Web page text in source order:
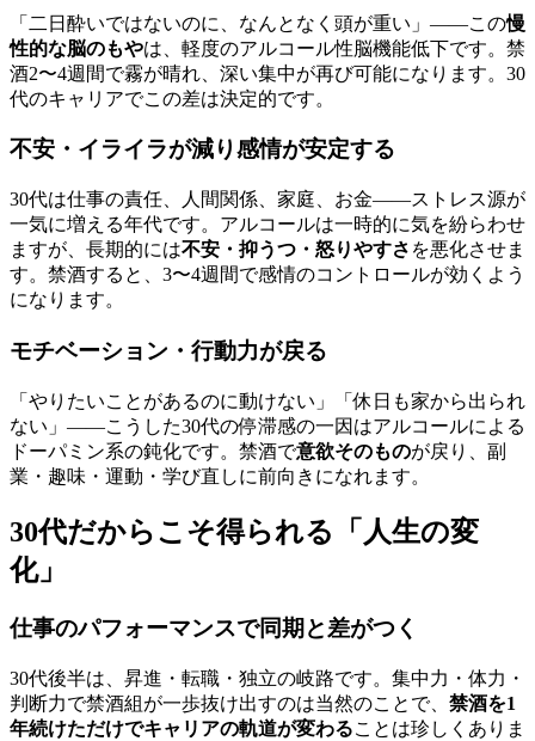
「二日酔いではないのに、なんとなく頭が重い」――この慢
性的な脳のもやは、軽度のアルコール性脳機能低下です。禁
酒2〜4週間で霧が晴れ、深い集中が再び可能になります。30
代のキャリアでこの差は決定的です。
不安・イライラが減り感情が安定する
30代は仕事の責任、人間関係、家庭、お金――ストレス源が
一気に増える年代です。アルコールは一時的に気を紛らわせ
ますが、長期的には不安・抑うつ・怒りやすさ を悪化させま
す。禁酒すると、3〜4週間で感情のコントロールが効くよう
になります。
モチベーション・行動力が戻る
「やりたいことがあるのに動けない」「休日も家から出られ
ない」――こうした30代の停滞感の一因はアルコールによる
ドーパミン系の鈍化です。禁酒で意欲そのものが戻り、副
業・趣味・運動・学び直しに前向きになれます。
30代だからこそ得られる「人生の変
化」
仕事のパフォーマンスで同期と差がつく
30代後半は、昇進・転職・独立の岐路です。集中力・体力・
判断力で禁酒組が一歩抜け出すのは当然のことで、 禁酒を1
年続けただけでキャリアの軌道が変わることは珍しくありま